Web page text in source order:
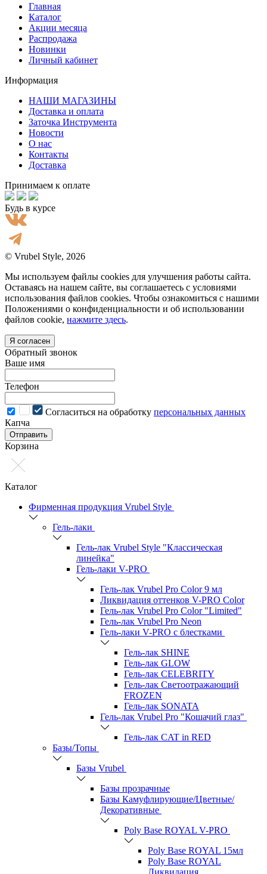
Главная
Каталог
Акции месяца
Распродажа
Новинки
Личный кабинет
Информация
НАШИ МАГАЗИНЫ
Доставка и оплата
Заточка Инструмента
Новости
О нас
Контакты
Доставка
Принимаем к оплате
Будь в курсе
© Vrubel Style, 2026
Мы используем файлы cookies для улучшения работы сайта.
Оставаясь на нашем сайте, вы соглашаетесь с условиями
использования файлов cookies. Чтобы ознакомиться с нашими
Положениями о конфиденциальности и об использовании
файлов cookie, нажмите здесь.
Я согласен
Обратный звонок
Ваше имя
Телефон
Cогласиться на обработку персональных данных
Капча
Отправить
Корзина
Каталог
Фирменная продукция Vrubel Style
Гель-лаки
Гель-лак Vrubel Style "Классическая
линейка"
Гель-лаки V-PRO
Гель-лак Vrubel Pro Color 9 мл
Ликвидация оттенков V-PRO Color
Гель-лак Vrubel Pro Color "Limited"
Гель-лак Vrubel Pro Neon
Гель-лаки V-PRO c блестками
Гель-лак SHINE
Гель-лак GLOW
Гель-лак CELEBRITY
Гель-лак Светоотражающий
FROZEN
Гель-лак SONATA
Гель-лак Vrubel Pro "Кошачий глаз"
Гель-лак CAT in RED
Базы/Топы
Базы Vrubel
Базы прозрачные
Базы Камуфлирующие/Цветные/
Декоративные
Poly Base ROYAL V-PRO
Poly Base ROYAL 15мл
Poly Base ROYAL
Ликвидация